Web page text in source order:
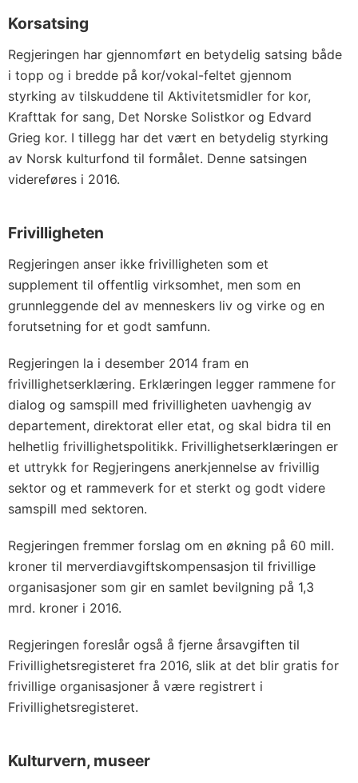
Korsatsing
Regjeringen har gjennomført en betydelig satsing både
i topp og i bredde på kor/vokal-feltet gjennom
styrking av tilskuddene til Aktivitetsmidler for kor,
Krafttak for sang, Det Norske Solistkor og Edvard
Grieg kor. I tillegg har det vært en betydelig styrking
av Norsk kulturfond til formålet. Denne satsingen
videreføres i 2016.
Frivilligheten
Regjeringen anser ikke frivilligheten som et
supplement til offentlig virksomhet, men som en
grunnleggende del av menneskers liv og virke og en
forutsetning for et godt samfunn.
Regjeringen la i desember 2014 fram en
frivillighetserklæring. Erklæringen legger rammene for
dialog og samspill med frivilligheten uavhengig av
departement, direktorat eller etat, og skal bidra til en
helhetlig frivillighetspolitikk. Frivillighetserklæringen er
et uttrykk for Regjeringens anerkjennelse av frivillig
sektor og et rammeverk for et sterkt og godt videre
samspill med sektoren.
Regjeringen fremmer forslag om en økning på 60 mill.
kroner til merverdiavgiftskompensasjon til frivillige
organisasjoner som gir en samlet bevilgning på 1,3
mrd. kroner i 2016.
Regjeringen foreslår også å fjerne årsavgiften til
Frivillighetsregisteret fra 2016, slik at det blir gratis for
frivillige organisasjoner å være registrert i
Frivillighetsregisteret.
Kulturvern, museer